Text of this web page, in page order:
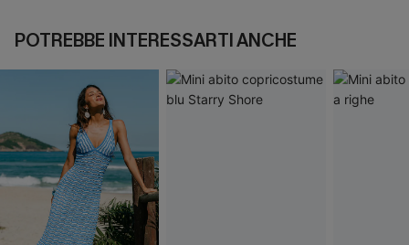
POTREBBE INTERESSARTI ANCHE